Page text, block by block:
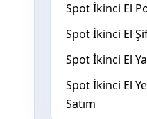
Spot İkinci El
Spot İkinci El
Spot İkinci El
Spot İkinci El
Satım